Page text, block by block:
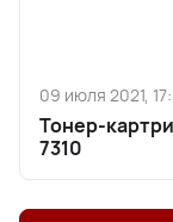
09 июля 2021,
Тонер-
7310